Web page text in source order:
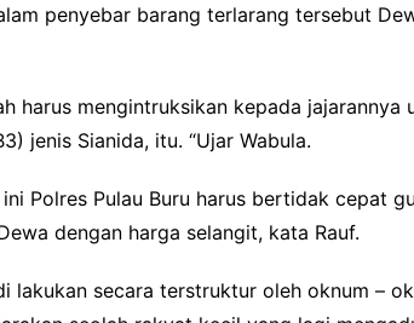
penyebar barang terlarang tersebut
harus mengintruksikan kepada
jenis Sianida, itu. “Ujar Wabula.
Polres Pulau Buru harus bertidak cepat
dengan harga selangit, kata Rauf.
lakukan secara terstruktur oleh oknum –